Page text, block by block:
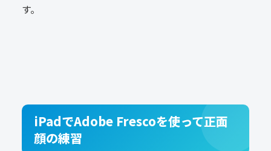
す。
iPadでAdobe Frescoを使って正面
顔の練習